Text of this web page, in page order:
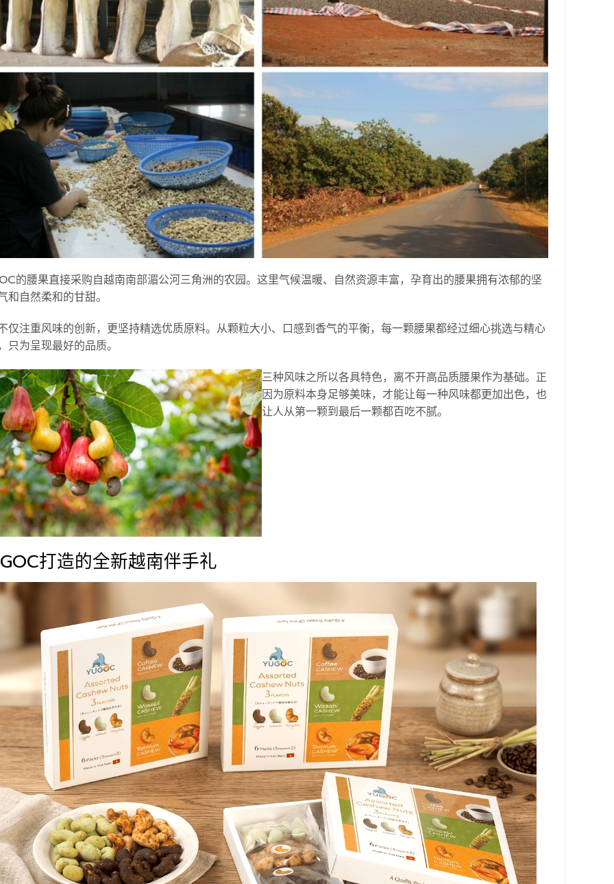
的腰果直接采购自越南南部湄公河三角洲的农园。这里气候温暖、自然资源丰富，孕育出的腰果拥有浓郁的坚
和自然柔和的甘甜。
仅注重风味的创新，更坚持精选优质原料。从颗粒大小、口感到香气的平衡，每一颗腰果都经过细心挑选与精心
只为呈现最好的品质。
三种风味之所以各具特色，离不开高品质腰果作为基础。正
因为原料本身足够美味，才能让每一种风味都更加出色，也
让人从第一颗到最后一颗都百吃不腻。
打造的全新越南伴手礼